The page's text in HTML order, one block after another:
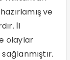
ve
İl
olaylar